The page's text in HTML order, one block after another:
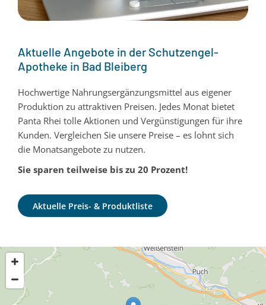
Aktuelle Angebote in der Schutzengel-
Apotheke in Bad Bleiberg
Hochwertige Nahrungsergänzungsmittel aus eigener
Produktion zu attraktiven Preisen. Jedes Monat bietet
Panta Rhei tolle Aktionen und Vergünstigungen für ihre
Kunden. Vergleichen Sie unsere Preise – es lohnt sich
die Monatsangebote zu nutzen.
Sie sparen teilweise bis zu 20 Prozent!
Aktuelle Preis- & Produktliste